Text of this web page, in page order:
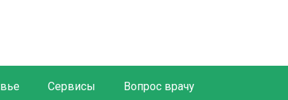
Сервисы Вопрос врачу